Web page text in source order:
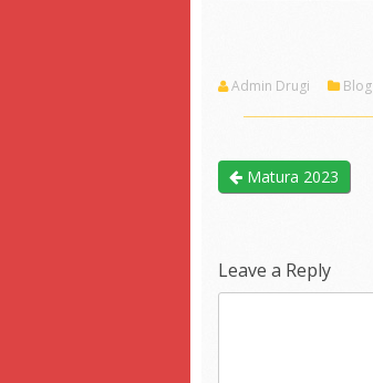
Admin Drugi Blog
Matura 2023
Leave a Reply